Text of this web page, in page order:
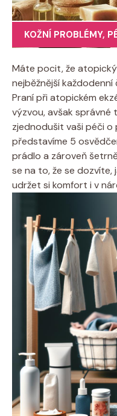
KOŽNÍ PROBLÉMY,
Máte pocit, že‌
nejběžnější
‍Praní při ​atopickém
výzvou, avšak správné‌
zjednodušit vaši péči‌ o
představíme 5
prádlo ​a zároveň⁢
se na to, že se dozvíte,‍
udržet⁢ si ⁣komfort ⁢i v